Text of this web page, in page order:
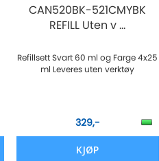
CAN520BK-521CMYBK
REFILL Uten v ...
Refillsett Svart 60 ml og Farge 4x25
ml Leveres uten verktøy
329,-
KJØP